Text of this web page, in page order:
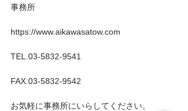
事務所
https://www.aikawasatow.com
TEL.03-5832-9541
FAX.03-5832-9542
お気軽に事務所にいらしてください。